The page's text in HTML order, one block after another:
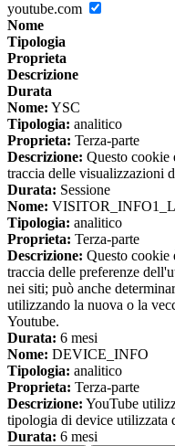
youtube.com
Nome
Tipologia
Proprieta
Descrizione
Durata
Nome: YSC
Tipologia: analitico
Proprieta: Terza-parte
Descrizione: Questo cookie
traccia delle visualizzazioni
Durata: Sessione
Nome:
Tipologia: analitico
Proprieta: Terza-parte
Descrizione: Questo cookie
traccia delle preferenze
nei siti; può anche
utilizzando la nuova o la
Youtube.
Durata: 6 mesi
Nome: DEVICE_INFO
Tipologia: analitico
Proprieta: Terza-parte
Descrizione: YouTube
tipologia di device utilizzata
Durata: 6 mesi